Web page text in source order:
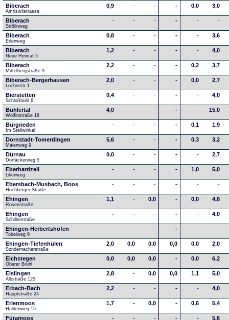
Biberach
Amriswilstrasse
0,9 - - - 0,0 3,0
Biberach
Strölinweg
- - - - - -
Biberach
Erlenweg
0,8 - - - - 3,6
Biberach
Neue Heimat 5
1,2 - - - - 4,0
Biberach
Mittelbergstraße 9
2,2 - - - 0,2 3,7
Biberach-Bergerhausen
Löcherstr.1
2,0 - - - 0,0 2,7
Bierstetten
Schloßbühl 6
0,4 - - - - 4,0
Bühlertal
Wolfinstraße 16
4,0 - - - - 15,0
Burgrieden
Im Stellwinkel
- - - - 0,1 1,9
Dornstadt-Tomerdingen
Maienweg 9
5,6 - - - 0,3 3,2
Dürnau
Dorfäckerweg 5
0,0 - - - - 2,7
Eberhardzell
Lilienweg
- - - - 1,0 5,0
Ebersbach-Musbach, Boos
Hochberger Straße
- - - - - -
Ehingen
Rosenstraße
1,1 - 0,0 - 0,0 4,8
Ehingen
Schillerstraße
- - - - - 4,0
Ehingen-Herbertshofen
Tobelweg 9
- - - - - -
Ehingen-Tiefenhülen
Sondernacherstraße
2,0 0,0 0,0 0,0 0,0 2,0
Eichstegen
Oberer Brühl
0,0 0,0 0,0 - 0,0 6,2
Eislingen
Albstraße 125
2,8 - 0,0 0,0 1,1 5,0
Erbach-Bach
Hauptstraße 24
2,2 - - - - 4,0
Erlenmoos
Haldenweg 15
1,7 - 0,0 - 0,6 5,4
Füramoos - - - - - 5,6